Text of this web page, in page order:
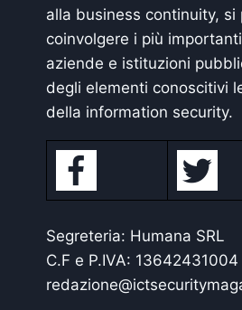
alla business continuity, si
coinvolgere i più
aziende e istituzioni
degli elementi conoscitivi
della information security.
Segreteria: Humana SRL
C.F e P.IVA: 13642431004